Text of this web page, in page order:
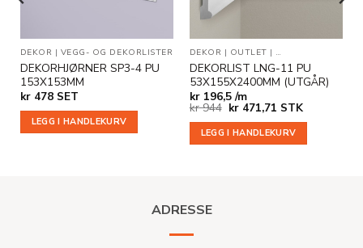
DEKOR | VEGG- OG DEKORLISTER
DEKORHJØRNER SP3-4 PU
153X153MM
kr478 SET
LEGG I HANDLEKURV
DEKOR | OUTLET | VEGG- OG
DEKORLIST LNG-11 PU
53X155X2400MM (UTGÅR)
kr196,5 /m
kr944 Opprinnelig
var:
kr 944.
kr471,71Nåværende
er:
kr 471,71.
STK
LEGG I HANDLEKURV
ADRESSE